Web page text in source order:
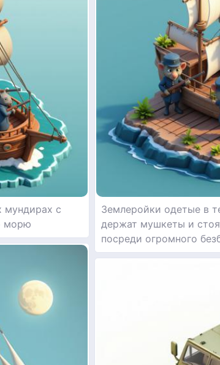
мундирах с
морю
Землеройки одетые в
держат мушкеты и
посреди огромного